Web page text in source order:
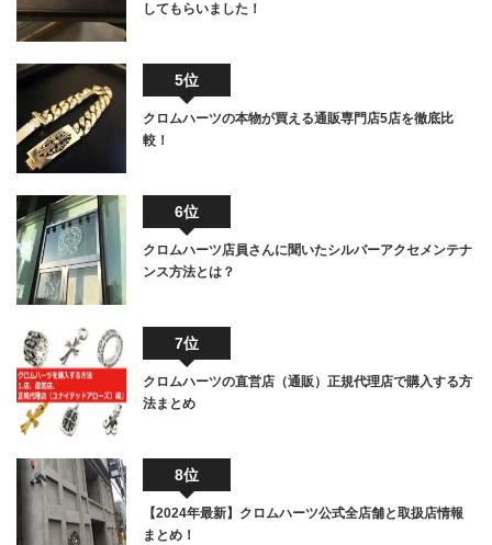
してもらいました！
5位
クロムハーツの本物が買える通販専門店5店を徹底比
較！
6位
クロムハーツ店員さんに聞いたシルバーアクセメンテナ
ンス方法とは？
7位
クロムハーツの直営店（通販）正規代理店で購入する方
法まとめ
8位
【2024年最新】クロムハーツ公式全店舗と取扱店情報
まとめ！